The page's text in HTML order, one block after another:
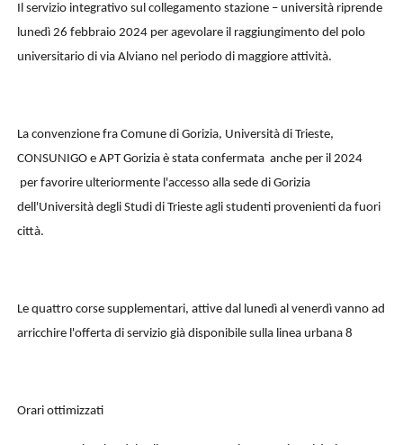
Il servizio integrativo sul collegamento stazione – università riprende
lunedì 26 febbraio 2024 per agevolare il raggiungimento del polo
universitario di via Alviano nel periodo di maggiore attività.
La convenzione fra Comune di Gorizia, Università di Trieste,
CONSUNIGO e APT Gorizia è stata confermata anche per il 2024
per favorire ulteriormente l'accesso alla sede di Gorizia
dell'Università degli Studi di Trieste agli studenti provenienti da fuori
città.
Le quattro corse supplementari, attive dal lunedì al venerdì vanno ad
arricchire l'offerta di servizio già disponibile sulla linea urbana 8
Orari ottimizzati